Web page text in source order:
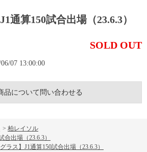
通算150試合出場（23.6.3）
SOLD OUT
07 13:00:00
品について問い合わせる
> 柏レイソル
合出場（23.6.3）
グラス】J1通算150試合出場（23.6.3）